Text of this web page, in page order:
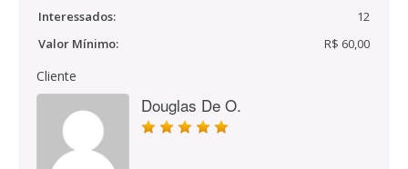
Interessados:
12
Valor Mínimo:
R$ 60,00
Cliente
Douglas De O.